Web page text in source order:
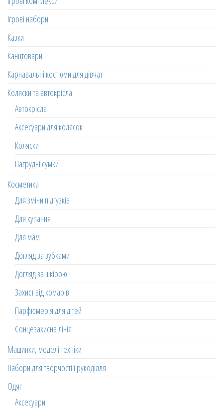
Ігрові набори
Казки
Канцтовари
Карнавальні костюми для дівчат
Коляски та автокрісла
Автокрісла
Аксесуари для колясок
Коляски
Нагрудні сумки
Косметика
Для зміни підгузків
Для купання
Для мам
Догляд за зубками
Догляд за шкірою
Захист від комарів
Парфюмерія для дітей
Сонцезахисна лінія
Машинки, моделі техніки
Набори для творчості і рукоділля
Одяг
Аксесуари